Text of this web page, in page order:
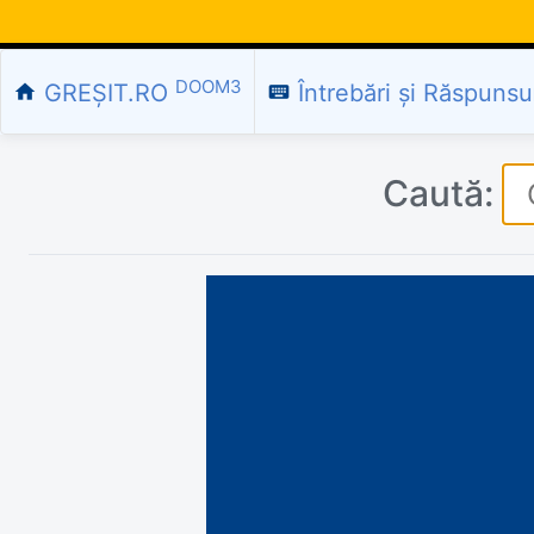
home GREȘIT.RO DOOM3 keyboard Întrebări și
Caută: